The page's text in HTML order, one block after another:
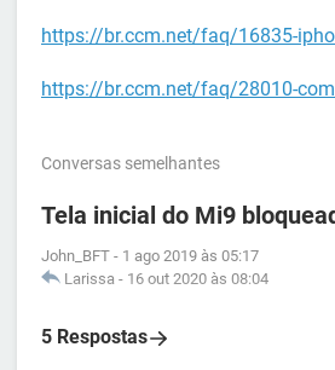
https://br.ccm.net/faq/16835-
https://br.ccm.net/faq/28010-
Conversas semelhantes
Tela inicial do Mi9
John_BFT - 1 ago 2019 às 05:17
Larissa - 16 out 2020 às 08:04
5 Respostas